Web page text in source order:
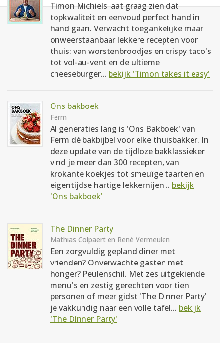
Timon Michiels laat graag zien dat
topkwaliteit en eenvoud perfect hand in
hand gaan. Verwacht toegankelijke maar
onweerstaanbaar lekkere recepten voor
thuis: van worstenbroodjes en crispy taco's
tot vol-au-vent en de ultieme
cheeseburger... bekijk 'Timon takes it easy'
Ons bakboek
Ferm
Al generaties lang is 'Ons Bakboek' van
Ferm dé bakbijbel voor elke thuisbakker. In
deze update van de tijdloze bakklassieker
vind je meer dan 300 recepten, van
krokante koekjes tot smeuïge taarten en
eigentijdse hartige lekkernijen... bekijk
'Ons bakboek'
The Dinner Party
Mathias Colpaert en René Vermeulen
Een zorgvuldig gepland diner met
vrienden? Onverwachte gasten met
honger? Peulenschil. Met zes uitgekiende
menu's en zestig gerechten voor tien
personen of meer gidst 'The Dinner Party'
je vakkundig naar een volle tafel... bekijk
'The Dinner Party'